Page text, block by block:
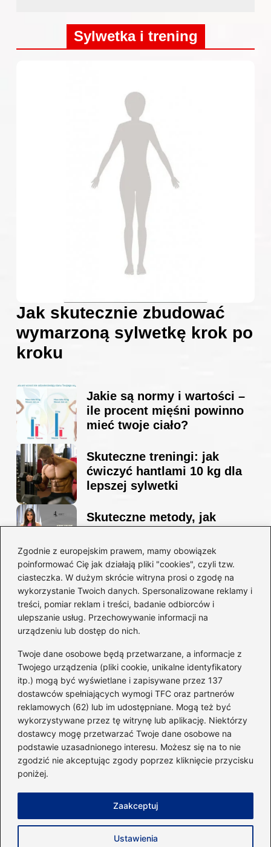
Zgodnie z europejskim prawem, mamy obowiązek
poinformować Cię jak działają pliki "cookies", czyli tzw.
ciasteczka. W dużym skrócie witryna prosi o zgodę na
wykorzystanie Twoich danych. Spersonalizowane reklamy i
treści, pomiar reklam i treści, badanie odbiorców i
ulepszanie usług. Przechowywanie informacji na
urządzeniu lub dostęp do nich.
Twoje dane osobowe będą przetwarzane, a informacje z
Twojego urządzenia (pliki cookie, unikalne identyfikatory
itp.) mogą być wyświetlane i zapisywane przez 137
dostawców spełniających wymogi TFC oraz partnerów
reklamowych (62) lub im udostępniane. Mogą też być
wykorzystywane przez tę witrynę lub aplikację. Niektórzy
dostawcy mogę przetwarzać Twoje dane osobowe na
podstawie uzasadnionego interesu. Możesz się na to nie
zgodzić nie akceptując zgody poprzez kliknięcie przycisku
poniżej.
Ustawienia
Zaakceptuj
Sylwetka i trening
Jak skutecznie zbudować
wymarzoną sylwetkę krok po
kroku
Jakie są normy i wartości –
ile procent mięśni powinno
mieć twoje ciało?
Skuteczne treningi: jak
ćwiczyć hantlami 10 kg dla
lepszej sylwetki
Skuteczne metody, jak
sylwetkę w zaledwie 90 dni
Idealny garnitur: jak dobrać
go do swojej sylwetki?
Kategorie
Dieta i kalorie(221)
Fitness(236)
Siłownia(101)
Sport(60)
Sprzęt i akcesoria(25)
Suplementy(38)
Zasady użytkowania